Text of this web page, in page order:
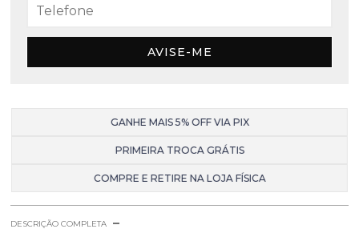
AVISE-ME
GANHE MAIS 5% OFF VIA PIX
PRIMEIRA TROCA GRÁTIS
COMPRE E RETIRE NA LOJA FÍSICA
DESCRIÇÃO COMPLETA